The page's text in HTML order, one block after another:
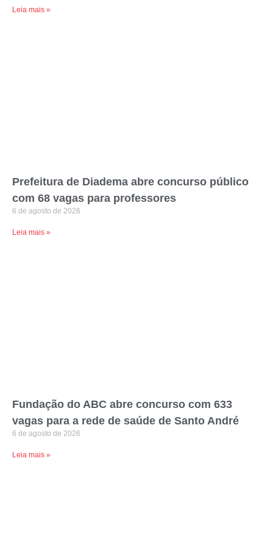
Leia mais »
Prefeitura de Diadema abre concurso público
com 68 vagas para professores
6 de agosto de 2026
Leia mais »
Fundação do ABC abre concurso com 633
vagas para a rede de saúde de Santo André
6 de agosto de 2026
Leia mais »